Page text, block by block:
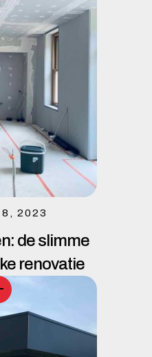
2023
de slimme
renovatie